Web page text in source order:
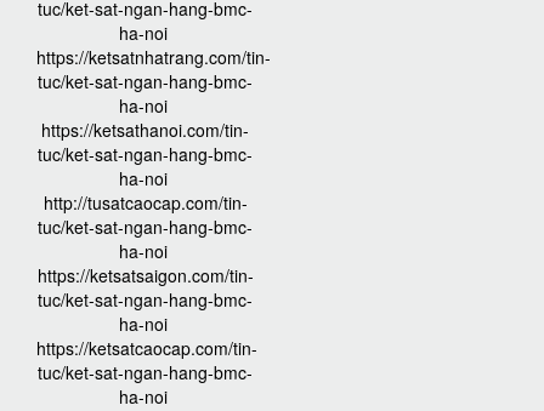
tuc/ket-sat-ngan-hang-bmc-
ha-noi
https://ketsatnhatrang.com/tin-
tuc/ket-sat-ngan-hang-bmc-
ha-noi
https://ketsathanoi.com/tin-
tuc/ket-sat-ngan-hang-bmc-
ha-noi
http://tusatcaocap.com/tin-
tuc/ket-sat-ngan-hang-bmc-
ha-noi
https://ketsatsaigon.com/tin-
tuc/ket-sat-ngan-hang-bmc-
ha-noi
https://ketsatcaocap.com/tin-
tuc/ket-sat-ngan-hang-bmc-
ha-noi